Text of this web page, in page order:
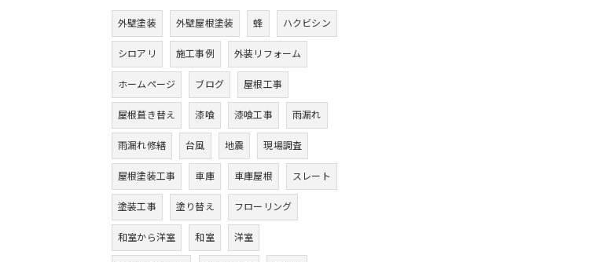
外壁塗装 外壁屋根塗装 蜂 ハクビシン
シロアリ 施工事例 外装リフォーム
ホームページ ブログ 屋根工事
屋根葺き替え 漆喰 漆喰工事 雨漏れ
雨漏れ修繕 台風 地震 現場調査
屋根塗装工事 車庫 車庫屋根 スレート
塗装工事 塗り替え フローリング
和室から洋室 和室 洋室